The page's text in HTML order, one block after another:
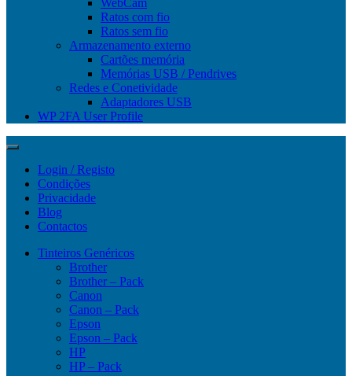
WebCam
Ratos com fio
Ratos sem fio
Armazenamento externo
Cartões memória
Memórias USB / Pendrives
Redes e Conetividade
Adaptadores USB
WP 2FA User Profile
Login / Registo
Condições
Privacidade
Blog
Contactos
Tinteiros Genéricos
Brother
Brother – Pack
Canon
Canon – Pack
Epson
Epson – Pack
HP
HP – Pack